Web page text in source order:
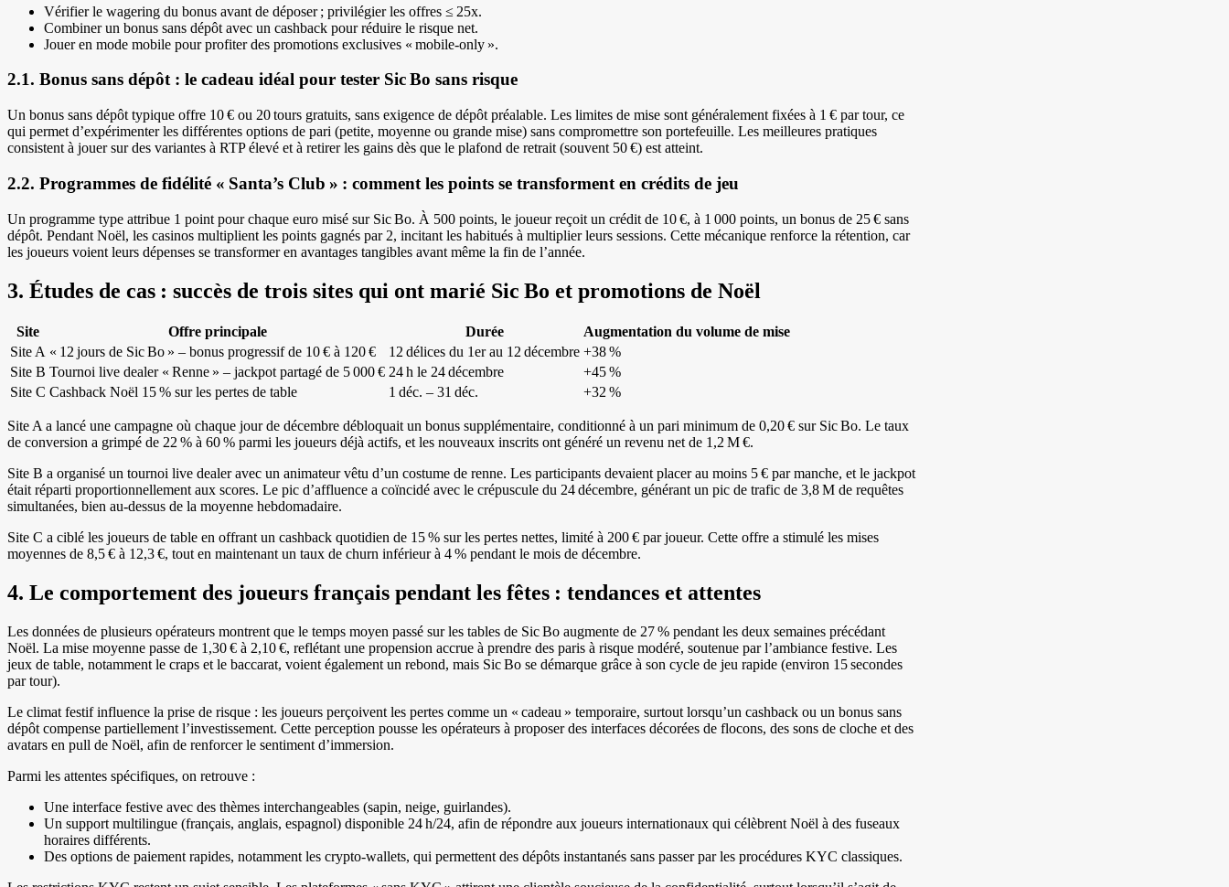
Vérifier le wagering du bonus avant de déposer ; privilégier les offres ≤ 25x.
Combiner un bonus sans dépôt avec un cashback pour réduire le risque net.
Jouer en mode mobile pour profiter des promotions exclusives « mobile‑only ».
2.1. Bonus sans dépôt : le cadeau idéal pour tester Sic Bo sans risque
Un bonus sans dépôt typique offre 10 € ou 20 tours gratuits, sans exigence de dépôt préalable. Les limites de mise sont généralement fixées à 1 € par tour, ce
qui permet d’expérimenter les différentes options de pari (petite, moyenne ou grande mise) sans compromettre son portefeuille. Les meilleures pratiques
consistent à jouer sur des variantes à RTP élevé et à retirer les gains dès que le plafond de retrait (souvent 50 €) est atteint.
2.2. Programmes de fidélité « Santa’s Club » : comment les points se transforment en crédits de jeu
Un programme type attribue 1 point pour chaque euro misé sur Sic Bo. À 500 points, le joueur reçoit un crédit de 10 €, à 1 000 points, un bonus de 25 € sans
dépôt. Pendant Noël, les casinos multiplient les points gagnés par 2, incitant les habitués à multiplier leurs sessions. Cette mécanique renforce la rétention, car
les joueurs voient leurs dépenses se transformer en avantages tangibles avant même la fin de l’année.
3. Études de cas : succès de trois sites qui ont marié Sic Bo et promotions de Noël
Site Offre principale Durée
Augmentation du volume de mise
Site A « 12 jours de Sic Bo » – bonus progressif de 10 € à 120 € 12 délices du 1er au 12 décembre +38 %
Site B Tournoi live dealer « Renne » – jackpot partagé de 5 000 € 24 h le 24 décembre
+45 %
Site C Cashback Noël 15 % sur les pertes de table 1 déc. – 31 déc. +32 %
Site A a lancé une campagne où chaque jour de décembre débloquait un bonus supplémentaire, conditionné à un pari minimum de 0,20 € sur Sic Bo. Le taux
de conversion a grimpé de 22 % à 60 % parmi les joueurs déjà actifs, et les nouveaux inscrits ont généré un revenu net de 1,2 M €.
Site B a organisé un tournoi live dealer avec un animateur vêtu d’un costume de renne. Les participants devaient placer au moins 5 € par manche, et le jackpot
était réparti proportionnellement aux scores. Le pic d’affluence a coïncidé avec le crépuscule du 24 décembre, générant un pic de trafic de 3,8 M de requêtes
simultanées, bien au-dessus de la moyenne hebdomadaire.
Site C a ciblé les joueurs de table en offrant un cashback quotidien de 15 % sur les pertes nettes, limité à 200 € par joueur. Cette offre a stimulé les mises
moyennes de 8,5 € à 12,3 €, tout en maintenant un taux de churn inférieur à 4 % pendant le mois de décembre.
4. Le comportement des joueurs français pendant les fêtes : tendances et attentes
Les données de plusieurs opérateurs montrent que le temps moyen passé sur les tables de Sic Bo augmente de 27 % pendant les deux semaines précédant
Noël. La mise moyenne passe de 1,30 € à 2,10 €, reflétant une propension accrue à prendre des paris à risque modéré, soutenue par l’ambiance festive. Les
jeux de table, notamment le craps et le baccarat, voient également un rebond, mais Sic Bo se démarque grâce à son cycle de jeu rapide (environ 15 secondes
par tour).
Le climat festif influence la prise de risque : les joueurs perçoivent les pertes comme un « cadeau » temporaire, surtout lorsqu’un cashback ou un bonus sans
dépôt compense partiellement l’investissement. Cette perception pousse les opérateurs à proposer des interfaces décorées de flocons, des sons de cloche et des
avatars en pull de Noël, afin de renforcer le sentiment d’immersion.
Parmi les attentes spécifiques, on retrouve :
Une interface festive avec des thèmes interchangeables (sapin, neige, guirlandes).
Un support multilingue (français, anglais, espagnol) disponible 24 h/24, afin de répondre aux joueurs internationaux qui célèbrent Noël à des fuseaux
horaires différents.
Des options de paiement rapides, notamment les crypto‑wallets, qui permettent des dépôts instantanés sans passer par les procédures KYC classiques.